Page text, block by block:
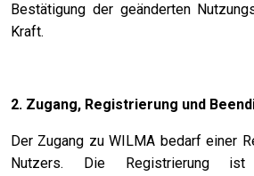
Bestätigung der geänderten
Kraft.
2. Zugang, Registrierung und
Der Zugang zu WILMA bedarf einer
Nutzers. Die Registrierung ist